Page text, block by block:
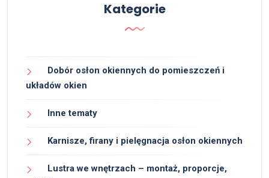
Kategorie
Dobór osłon okiennych do pomieszczeń i
układów okien
Inne tematy
Karnisze, firany i pielęgnacja osłon okiennych
Lustra we wnętrzach – montaż, proporcje,